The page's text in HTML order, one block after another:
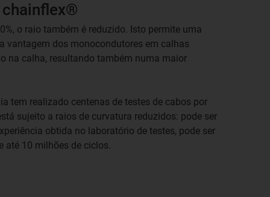
chainflex®
o raio também é reduzido. Isto permite uma
vantagem dos monocondutores em calhas
na calha, resultando também numa maior
tem realizado centenas de testes de cabos por
sujeito a raios de curvatura reduzidos: pode ser
obtida no laboratório de testes, pode ser
até 10 milhões de ciclos.